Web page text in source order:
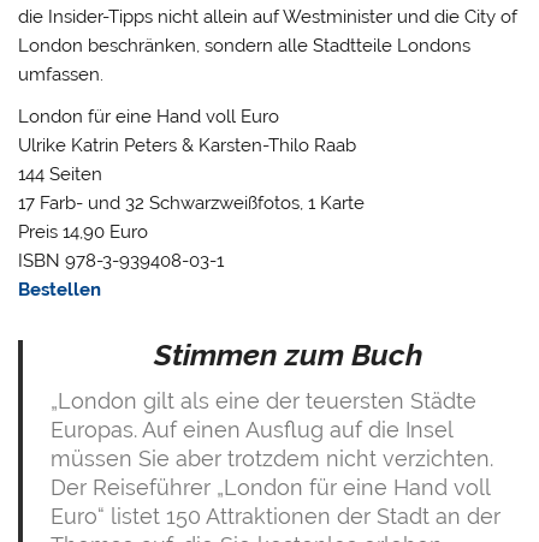
die Insider-Tipps nicht allein auf Westminister und die City of
London beschränken, sondern alle Stadtteile Londons
umfassen.
London für eine Hand voll Euro
Ulrike Katrin Peters & Karsten-Thilo Raab
144 Seiten
17 Farb- und 32 Schwarzweißfotos, 1 Karte
Preis 14,90 Euro
ISBN 978-3-939408-03-1
Bestellen
Stimmen zum Buch
„London gilt als eine der teuersten Städte
Europas. Auf einen Ausflug auf die Insel
müssen Sie aber trotzdem nicht verzichten.
Der Reiseführer „London für eine Hand voll
Euro“ listet 150 Attraktionen der Stadt an der